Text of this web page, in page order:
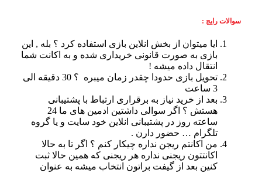
سوالات رایج :
ایا میتوان از بخش انلاین بازی استفاده کرد ؟ بله , این
بازی به صورت قانونی خریداری شده و به اکانت شما
انتقال داده میشه !
تحویل بازی حدودا چقدر زمان میبره ؟ 30 دقیقه الی
3 ساعت
بعد از خرید نیاز به برقراری ارتباط با پشتیبانی
هستش ؟ اگر سوالی داشتین ادمین های ما 24
ساعته روز در پشتیبانی انلاین خود سایت و یا گروه
تلگرام … حضور دارن .
من اکانتم ریجن نداره چیکار کنم ؟ اگر تا به حالا
اکانتتون ریجنی نداره هر ریجنی که همین حالا ثبت
کنین بعد از گیفت براتون انتخاب میشه به عنوان